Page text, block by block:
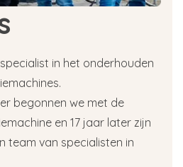
in het onderhouden
begonnen we met de
en 17 jaar later zijn
team van specialisten in